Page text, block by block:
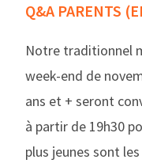
Q&A PARENTS
Notre traditionnel
week-end de
ans et + seront
à partir de 19h30
plus jeunes sont